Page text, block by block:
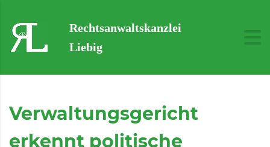
Rechtsanwaltskanzlei
Liebig
Verwaltungsgericht
erkennt politische